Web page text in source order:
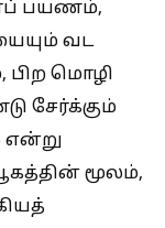
பயணம்,
வட
பிற மொழி
சேர்க்கும்
என்று
மூலம்,